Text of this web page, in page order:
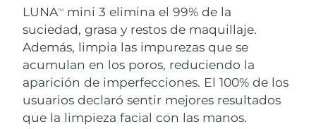
LUNATM
mini 3 elimina el 99% de la
suciedad, grasa y restos de maquillaje.
Además, limpia las impurezas que se
acumulan en los poros, reduciendo la
aparición de imperfecciones. El 100% de los
usuarios declaró sentir mejores resultados
que la limpieza facial con las manos.
Reunión Entrega prevista
Rumanía
Rusia
Arabia Saudí Entrega prevista8/11/26